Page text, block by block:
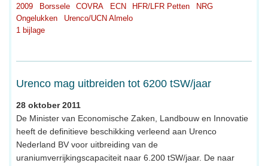
2009 Borssele COVRA ECN HFR/LFR Petten
NRG
Ongelukken
Urenco/UCN Almelo
1 bijlage
Urenco mag uitbreiden tot 6200 tSW/jaar
28 oktober 2011
De Minister van Economische Zaken, Landbouw en Innovatie
heeft de definitieve beschikking verleend aan Urenco
Nederland BV voor uitbreiding van de
uraniumverrijkingscapaciteit naar 6.200 tSW/jaar. De naar